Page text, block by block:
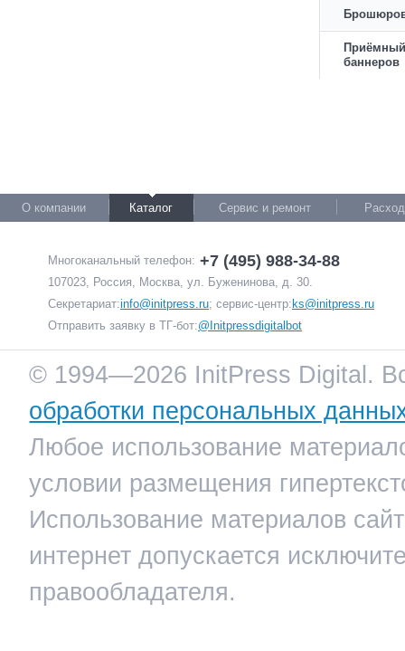
баннеров
О компании Каталог Сервис и ремонт
Многоканальный телефон: +7 (495) 988-34-88
107023, Россия, Москва, ул. Буженинова, д. 30.
Секретариат:info@initpress.ru; сервис-центр: ks@initpress.ru
Отправить заявку в ТГ-бот:@Initpressdigitalbot
© 1994—2026 InitPress Digital.
обработки персональных
Любое использование
условии размещения
Использование материалов
интернет допускается
правообладателя.